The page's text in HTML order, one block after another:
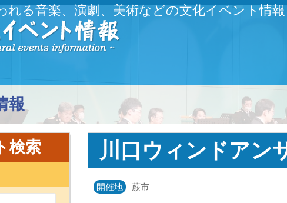
れる音楽、演劇、美術などの文化イベント情
報
川口ウィンドア
開催地 蕨市
検索